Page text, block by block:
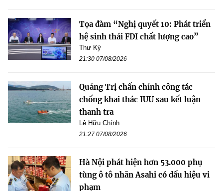
Tọa đàm “Nghị quyết 10: Phát triển
hệ sinh thái FDI chất lượng cao”
Thư Kỳ
21:30 07/08/2026
Quảng Trị chấn chỉnh công tác
chống khai thác IUU sau kết luận
thanh tra
Lê Hữu Chính
21:27 07/08/2026
Hà Nội phát hiện hơn 53.000 phụ
tùng ô tô nhãn Asahi có dấu hiệu vi
phạm